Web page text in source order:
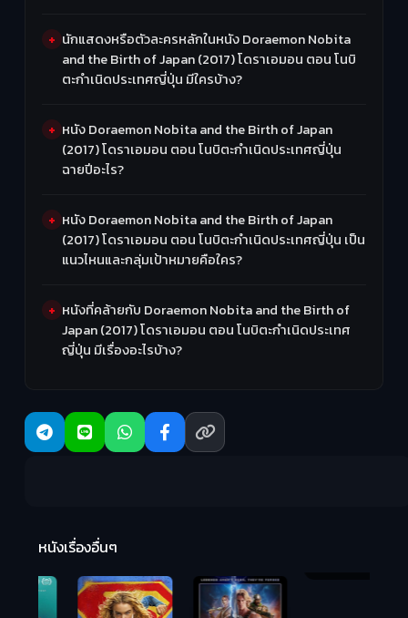
นักแสดงหรือตัวละครหลักในหนัง Doraemon Nobita
and the Birth of Japan (2017) โดราเอมอน ตอน โนบิ
ตะกำเนิดประเทศญี่ปุ่น มีใครบ้าง?
หนัง Doraemon Nobita and the Birth of Japan
(2017) โดราเอมอน ตอน โนบิตะกำเนิดประเทศญี่ปุ่น
ฉายปีอะไร?
หนัง Doraemon Nobita and the Birth of Japan
(2017) โดราเอมอน ตอน โนบิตะกำเนิดประเทศญี่ปุ่น เป็น
แนวไหนและกลุ่มเป้าหมายคือใคร?
หนังที่คล้ายกับ Doraemon Nobita and the Birth of
Japan (2017) โดราเอมอน ตอน โนบิตะกำเนิดประเทศ
ญี่ปุ่น มีเรื่องอะไรบ้าง?
หนังเรื่องอื่นๆ